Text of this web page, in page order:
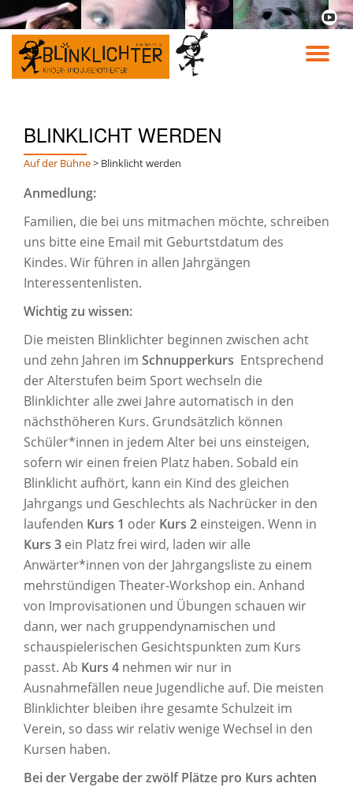
Skip
content
fa-
play
BLINKLICHT WERDEN
Auf der Bühne> Blinklicht werden
Anmedlung:
Familien, die bei uns mitmachen möchte, schreiben
uns bitte eine Email mit Geburtstdatum des
Kindes. Wir führen in allen Jahrgängen
Interessentenlisten.
Wichtig zu wissen:
Die meisten Blinklichter beginnen zwischen acht
und zehn Jahren im Schnupperkurs Entsprechend
der Alterstufen beim Sport wechseln die
Blinklichter alle zwei Jahre automatisch in den
nächsthöheren Kurs. Grundsätzlich können
Schüler*innen in jedem Alter bei uns einsteigen,
sofern wir einen freien Platz haben. Sobald ein
Blinklicht aufhört, kann ein Kind des gleichen
Jahrgangs und Geschlechts als Nachrücker in den
laufenden Kurs 1 oder Kurs 2 einsteigen. Wenn in
Kurs 3 ein Platz frei wird, laden wir alle
Anwärter*innen von der Jahrgangsliste zu einem
mehrstündigen Theater-Workshop ein. Anhand
von Improvisationen und Übungen schauen wir
dann, wer nach gruppendynamischen und
schauspielerischen Gesichtspunkten zum Kurs
passt. Ab Kurs 4 nehmen wir nur in
Ausnahmefällen neue Jugendliche auf. Die meisten
Blinklichter bleiben ihre gesamte Schulzeit im
Verein, so dass wir relativ wenige Wechsel in den
Kursen haben.
Bei der Vergabe der zwölf Plätze pro Kurs achten